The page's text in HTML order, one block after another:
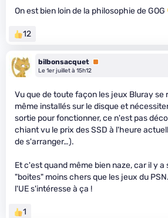
On est bien loin de la philosophie de GOG
12
bilbonsacquet Premium
Le 1er juillet à 15h12
Vu que de toute façon les jeux Bluray
même installés sur le disque et
sortie pour fonctionner, ce n'est pas
chiant vu le prix des SSD à l'heure
de s'arranger…).
Et c'est quand même bien naze, car il y
"boites" moins chers que les jeux du
l'UE s'intéresse à ça !
1